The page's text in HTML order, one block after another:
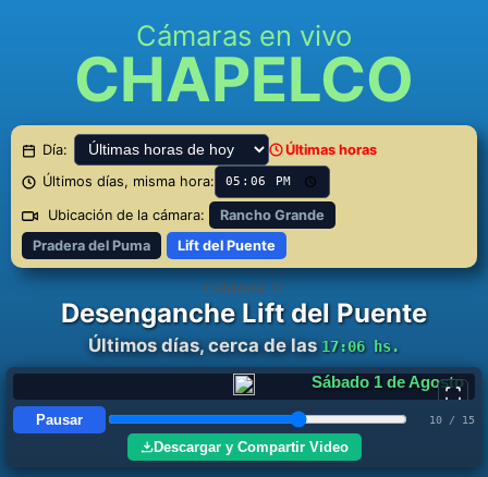
Cámaras en vivo
CHAPELCO
Día:
Últimas horas
Últimos días, misma hora:
Ubicación de la cámara:
Rancho Grande
Pradera del Puma
Lift del Puente
CÁMARA 17
Desenganche Lift del Puente
Últimos días, cerca de las17:06 hs.
Domingo 2 de Agosto
Pausar 11 / 15
Descargar y Compartir Video